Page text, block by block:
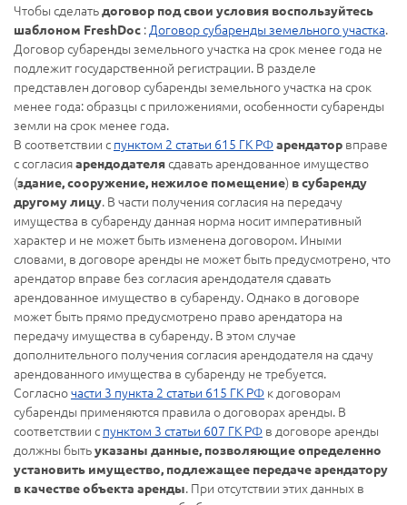
Чтобы сделатьдоговор под свои условия воспользуйтесь
шаблоном FreshDoc :Договор субаренды земельного участка.
Договор субаренды земельного участка на срок менее года не
подлежит государственной регистрации. В разделе
представлен договор субаренды земельного участка на срок
менее года: образцы с приложениями, особенности субаренды
земли на срок менее года.
В соответствии с пунктом 2 статьи 615 ГК РФарендатор вправе
с согласияарендодателясдавать арендованное имущество
(здание, сооружение, нежилое помещение) в субаренду
другому лицу. В части получения согласия на передачу
имущества в субаренду данная норма носит императивный
характер и не может быть изменена договором. Иными
словами, в договоре аренды не может быть предусмотрено, что
арендатор вправе без согласия арендодателя сдавать
арендованное имущество в субаренду. Однако в договоре
может быть прямо предусмотрено право арендатора на
передачу имущества в субаренду. В этом случае
дополнительного получения согласия арендодателя на сдачу
арендованного имущества в субаренду не требуется.
Согласночасти 3 пункта 2 статьи 615 ГК РФ к договорам
субаренды применяются правила о договорах аренды. В
соответствии с пунктом 3 статьи 607 ГК РФ в договоре аренды
должны бытьуказаны данные, позволяющие определенно
установить имущество, подлежащее передаче арендатору
в качестве объекта аренды. При отсутствии этих данных в